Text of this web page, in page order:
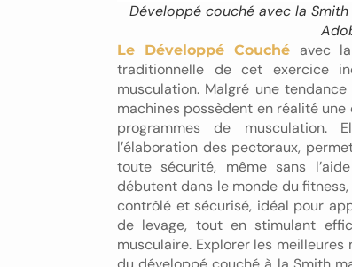
Développé couché avec la
Le Développé Couché avec
traditionnelle de cet exercice
musculation. Malgré une
machines possèdent en réalité
programmes de musculation.
l’élaboration des pectoraux,
toute sécurité, même sans
débutent dans le monde du
contrôlé et sécurisé, idéal pour
de levage, tout en stimulant
musculaire. Explorer les